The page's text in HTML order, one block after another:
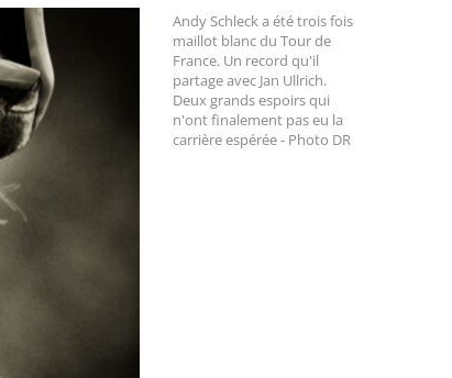
Andy Schleck a été trois fois
maillot blanc du Tour de
France. Un record qu'il
partage avec Jan Ullrich.
Deux grands espoirs qui
n'ont finalement pas eu la
carrière espérée - Photo DR